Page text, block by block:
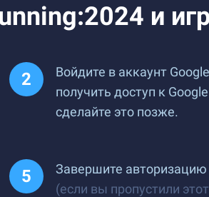
и
Войдите в аккаунт
получить доступ к
сделайте это позже.
Завершите авторизацию
(если вы пропустили